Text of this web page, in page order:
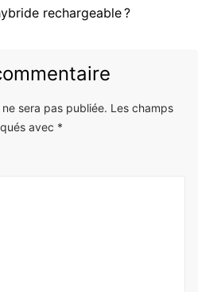
rechargeable ?
sera pas publiée. Les champs
avec *